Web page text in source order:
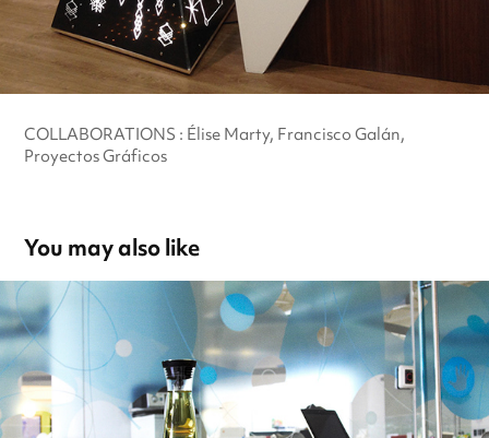
COLLABORATIONS : Élise Marty, Francisco Galán,
Proyectos Gráficos
You may also like
Liquide et formes
2013